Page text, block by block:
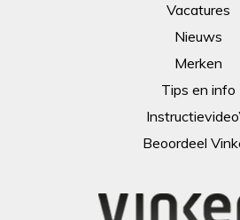
Vacatures
Nieuws
Merken
Tips en info
Beoordeel